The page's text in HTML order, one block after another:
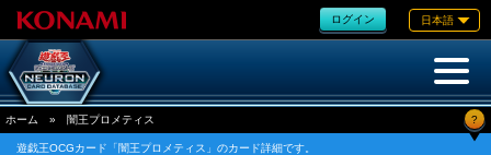
ログイン 日本語
ホーム » 闇王プロメティス ?
遊戯王OCGカード「闇王プロメティス」のカード詳細です。